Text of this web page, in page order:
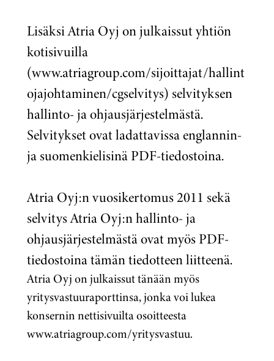
Lisäksi Atria Oyj on julkaissut yhtiön
kotisivuilla
(www.atriagroup.com/sijoittajat/hallint
ojajohtaminen/cgselvitys) selvityksen
hallinto- ja ohjausjärjestelmästä.
Selvitykset ovat ladattavissa englannin-
ja suomenkielisinä PDF-tiedostoina.
Atria Oyj:n vuosikertomus 2011 sekä
selvitys Atria Oyj:n hallinto- ja
ohjausjärjestelmästä ovat myös PDF-
tiedostoina tämän tiedotteen liitteenä.
Atria Oyj on julkaissut tänään myös
yritysvastuuraporttinsa, jonka voi lukea
konsernin nettisivuilta osoitteesta
www.atriagroup.com/yritysvastuu.